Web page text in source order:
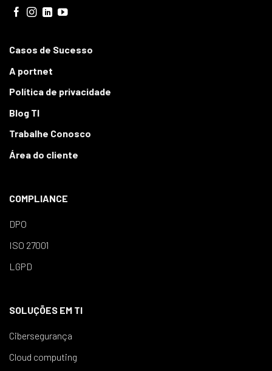
Casos de Sucesso
A portnet
Política de privacidade
Blog TI
Trabalhe Conosco
Área do cliente
COMPLIANCE
DPO
ISO 27001
LGPD
SOLUÇÕES EM TI
Cibersegurança
Cloud computing